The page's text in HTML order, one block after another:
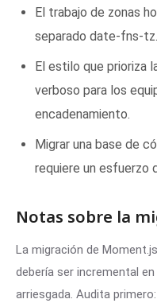
El trabajo de zonas
separado date-fns-tz.
El estilo que prioriza
verboso para los
encadenamiento.
Migrar una base de
requiere un esfuerzo
Notas sobre la
La migración de
debería ser incremental
arriesgada. Audita